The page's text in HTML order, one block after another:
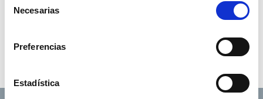
Necesarias
Preferencias
Estadística